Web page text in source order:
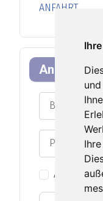
ANFAHRT